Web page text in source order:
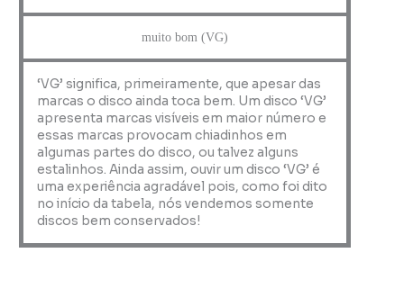
muito bom (VG)
‘VG’ significa, primeiramente, que apesar das
marcas o disco ainda toca bem. Um disco ‘VG’
apresenta marcas visíveis em maior número e
essas marcas provocam chiadinhos em
algumas partes do disco, ou talvez alguns
estalinhos. Ainda assim, ouvir um disco ‘VG’ é
uma experiência agradável pois, como foi dito
no início da tabela, nós vendemos somente
discos bem conservados!